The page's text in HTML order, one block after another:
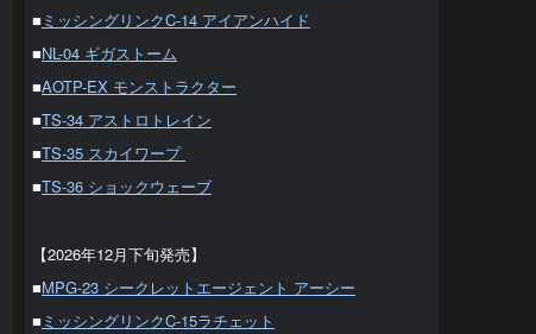
■ ミッシングリンクC-14 アイアンハイド
■NL-04 ギガストーム
■AOTP-EX モンストラクター
■TS-34 アストロトレイン
■TS-35 スカイワープ
■TS-36 ショックウェーブ
【2026年12月下旬発売】
■MPG-23 シークレットエージェント アーシー
■ ミッシングリンクC-15ラチェット